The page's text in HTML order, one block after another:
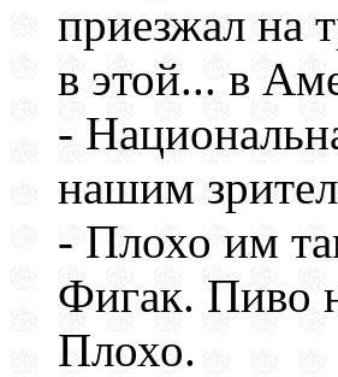
приезжал на
в этой... в
-
нашим
- Плохо им
Фигак. Пиво
Плохо.